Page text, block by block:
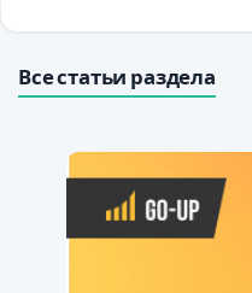
Все статьи раздела